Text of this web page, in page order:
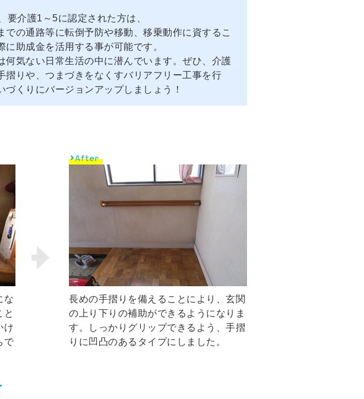
介護1～5に認定された方は、
の通路等に転倒予防や移動、移乗動作に資するこ
助成金を活用する事が可能です。
何気ない日常生活の中に潜んでいます。ぜひ、介護
摺りや、つまづきをなくすバリアフリー工事を行
くりにバージョンアップしましょう！
な
と
け
で
長めの手摺りを備えることにより、玄関
の上り下りの補助ができるようになりま
す。しっかりグリップできるよう、手摺
りに凹凸のあるタイプにしました。